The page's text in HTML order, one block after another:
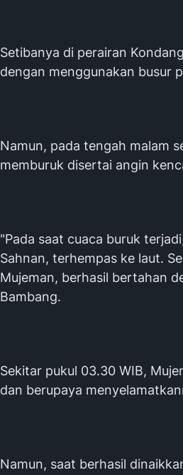
Setibanya di perairan
dengan menggunakan busur
Namun, pada tengah malam
memburuk disertai angin
"Pada saat cuaca buruk
Sahnan, terhempas ke laut.
Mujeman, berhasil bertahan
Bambang.
Sekitar pukul 03.30 WIB,
dan berupaya
Namun, saat berhasil